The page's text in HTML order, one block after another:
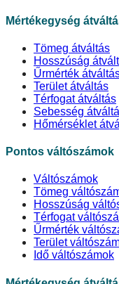
Mértékegység
Tömeg átváltás
Hosszúság
Űrmérték
Terület átváltás
Térfogat átváltás
Sebesség
Hőmérséklet
Pontos váltószámok
Váltószámok
Tömeg
Hosszúság
Térfogat
Űrmérték
Terület
Idő váltószámok